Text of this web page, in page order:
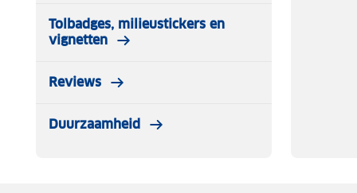
Tolbadges, milieustickers en
vignetten
Reviews
Duurzaamheid